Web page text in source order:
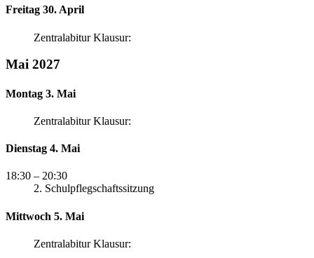
Freitag 30. April
Zentralabitur Klausur:
Mai 2027
Montag 3. Mai
Zentralabitur Klausur:
Dienstag 4. Mai
18:30 – 20:30
2. Schulpflegschaftssitzung
Mittwoch 5. Mai
Zentralabitur Klausur: